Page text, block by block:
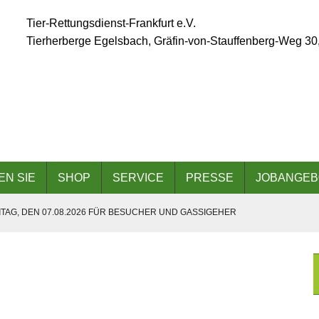
Tier-Rettungsdienst-Frankfurt e.V.
Tierherberge Egelsbach, Gräfin-von-Stauffenberg-Weg
SIE SHOP SERVICE PRESSE
DEN 07.08.2026 FÜR BESUCHER UND GASSIGEHER